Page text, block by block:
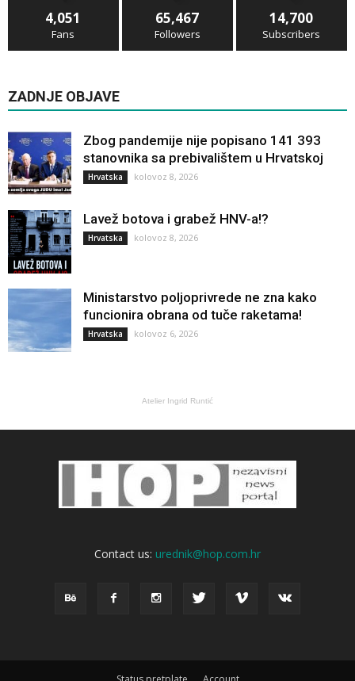
4,051
Fans
65,467
Followers
14,700
Subscribers
ZADNJE OBJAVE
Zbog pandemije nije popisano 141 393
stanovnika sa prebivalištem u Hrvatskoj
Hrvatska kolovoz 8, 2026
Lavež botova i grabež HNV-a!?
Hrvatska kolovoz 8, 2026
Ministarstvo poljoprivrede ne zna kako
funcionira obrana od tuče raketama!
Hrvatska kolovoz 6, 2026
Atelier Ingrid Runtić
Contact us: urednik@hop.com.hr